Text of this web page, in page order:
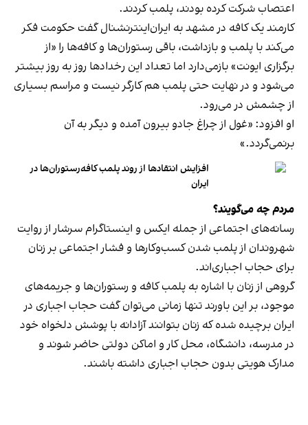
اعتصاب شرکت کرده بودند، پلمب کردند.
کارمند یک کافه در مشهد به ایران‌اینترنشنال گفت حکومت فکر
می‌کند با پلمب و بازداشت، باقی رستوران‌ها و کافه‌ها را «از
برگزاری ایونت» بازمی‌دارد اما تعداد این رخدادها روز به روز بیشتر
می‌شود و در نهایت حتی پلمب هم کارگر نیست و مراسم بسیاری
از چشمش در می‌رود.
او افزود: «غول از چراغ جادو بیرون آمده و دیگر به آن
برنمی‎‌گردد.»
افزایش انتقادها از روند پلمب کافه‌رستوران‌ها در
ایران
مردم چه می‌گویند؟
رسانه‎‌های اجتماعی از جمله ایکس و اینستاگرام سرشار از روایت
شهروندان از پلمب شدن کسب‌وکارها و فشار اجتماعی بر زنان
برای حجاب اجباری‌اند.
گروهی از زنان با اشاره به پلمب کافه و رستوران‌ها و جریمه‌های
موجود، بر این باورند تنها زمانی می‌توان گفت حجاب اجباری در
ایران برچیده شده که زنان بتوانند آزادانه با پوشش دلخواه خود
در مدرسه، دانشگاه، محل کار و اماکن دولتی حاضر شوند و
مدارک هویتی بدون حجاب اجباری داشته باشند.